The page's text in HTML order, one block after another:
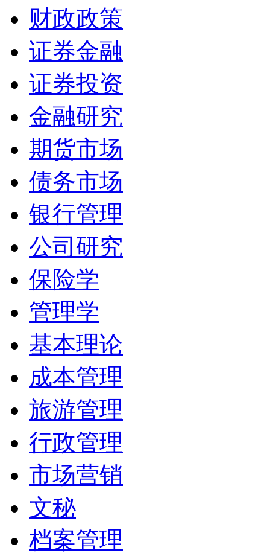
财政政策
证券金融
证券投资
金融研究
期货市场
债务市场
银行管理
公司研究
保险学
管理学
基本理论
成本管理
旅游管理
行政管理
市场营销
文秘
档案管理